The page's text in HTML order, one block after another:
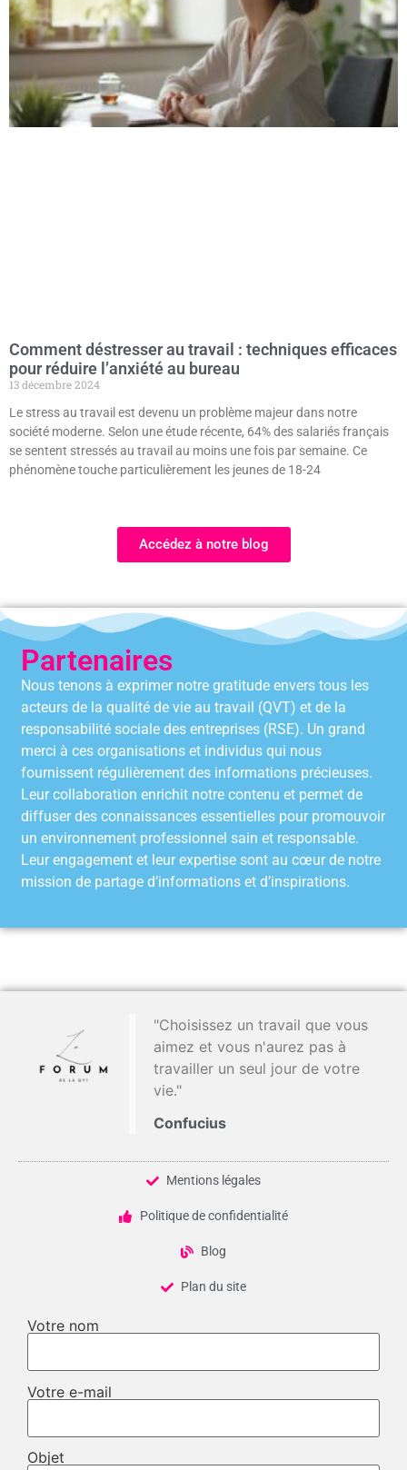
Comment déstresser au travail : techniques efficaces
pour réduire l’anxiété au bureau
13 décembre 2024
Le stress au travail est devenu un problème majeur dans notre
société moderne. Selon une étude récente, 64% des salariés français
se sentent stressés au travail au moins une fois par semaine. Ce
phénomène touche particulièrement les jeunes de 18-24
Accédez à notre blog
Partenaires
Nous tenons à exprimer notre gratitude envers tous les
acteurs de la qualité de vie au travail (QVT) et de la
responsabilité sociale des entreprises (RSE). Un grand
merci à ces organisations et individus qui nous
fournissent régulièrement des informations précieuses.
Leur collaboration enrichit notre contenu et permet de
diffuser des connaissances essentielles pour promouvoir
un environnement professionnel sain et responsable.
Leur engagement et leur expertise sont au cœur de notre
mission de partage d’informations et d’inspirations.
"Choisissez un travail que vous
aimez et vous n'aurez pas à
travailler un seul jour de votre
vie."
Confucius
Mentions légales
Politique de confidentialité
Blog
Plan du site
Votre nom
Votre e-mail
Objet